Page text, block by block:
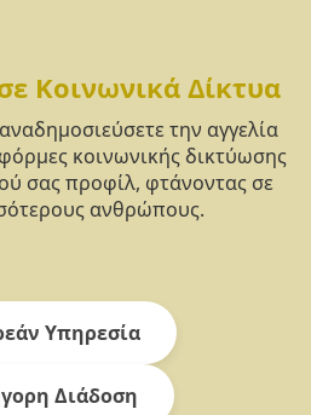
Κοινωνικά Δίκτυα
την αγγελία
κοινωνικής δικτύωσης
σας προφίλ, φτάνοντας σε
ανθρώπους.
Υπηρεσία
Διάδοση